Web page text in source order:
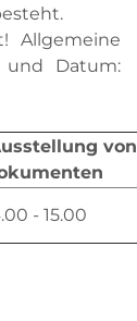
Allgemeine
und Datum:
von
- 15.00